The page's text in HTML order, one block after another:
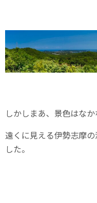
しかしまあ、景色はなか
遠くに見える伊勢志摩
した。